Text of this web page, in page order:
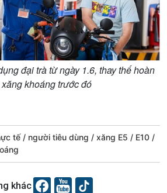
Tìm hiểu biển, đảo Việt
Nam
Kết nối công nghệ
Sống chung với biến đổi
đại trà từ ngày 1.6, thay thế hoàn
khoáng trước đó
tế người tiêu dùng xăng E5
E10
khác